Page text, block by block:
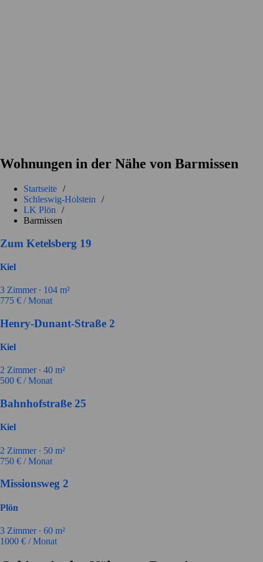
Wohnungen in der Nähe von Barmissen
Startseite /
Schleswig-Holstein
/
LK Plön
/
Barmissen
Zum Ketelsberg 19
Kiel
3 Zimmer ∙ 104 m²
775 € / Monat
Henry-Dunant-Straße 2
Kiel
2 Zimmer ∙ 40 m²
500 € / Monat
Bahnhofstraße 25
Kiel
2 Zimmer ∙ 50 m²
750 € / Monat
Missionsweg 2
Plön
3 Zimmer ∙ 60 m²
1000 € / Monat